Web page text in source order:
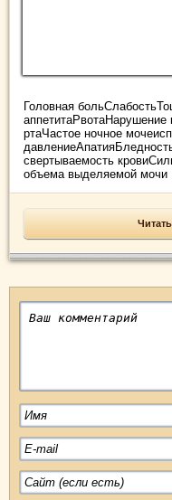
Головная
ртаЧастое ночное
свертываемость
объема выделяемой мочи